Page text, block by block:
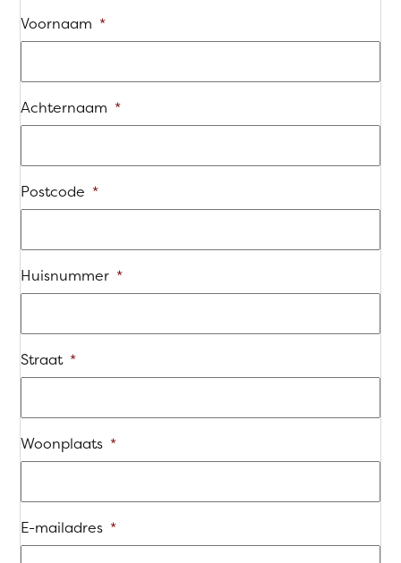
Voornaam *
Achternaam *
Postcode *
Huisnummer *
Straat *
Woonplaats *
E-mailadres *